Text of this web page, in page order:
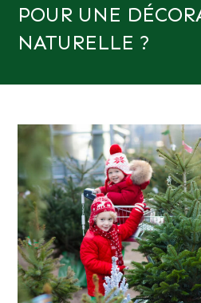
POUR UNE
NATURELLE ?